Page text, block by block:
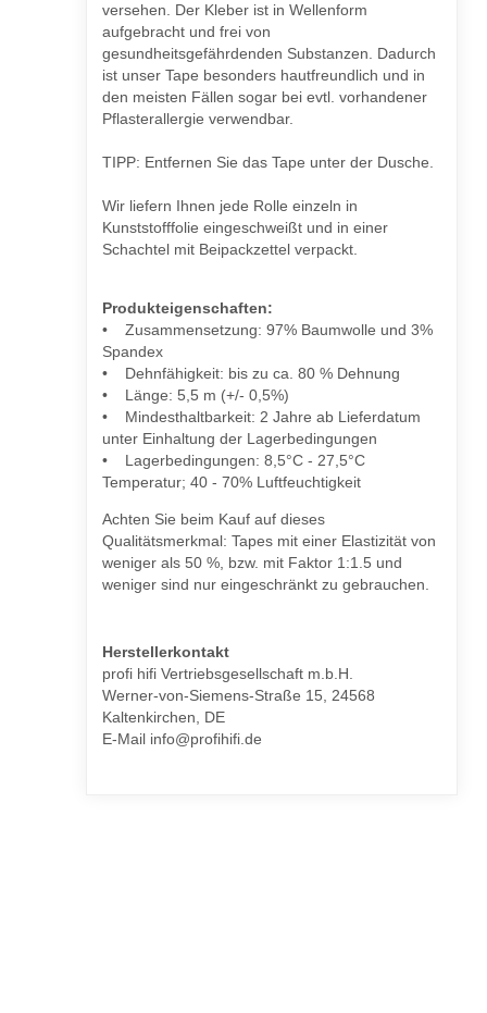
versehen. Der Kleber ist in Wellenform
aufgebracht und frei von
gesundheitsgefährdenden Substanzen. Dadurch
ist unser Tape besonders hautfreundlich und in
den meisten Fällen sogar bei evtl. vorhandener
Pflasterallergie verwendbar.
TIPP: Entfernen Sie das Tape unter der Dusche.
Wir liefern Ihnen jede Rolle einzeln in
Kunststofffolie eingeschweißt und in einer
Schachtel mit Beipackzettel verpackt.
Produkteigenschaften:
• Zusammensetzung: 97% Baumwolle und 3%
Spandex
• Dehnfähigkeit: bis zu ca. 80 % Dehnung
• Länge: 5,5 m (+/- 0,5%)
• Mindesthaltbarkeit: 2 Jahre ab Lieferdatum
unter Einhaltung der Lagerbedingungen
• Lagerbedingungen: 8,5°C - 27,5°C
Temperatur; 40 - 70% Luftfeuchtigkeit
Achten Sie beim Kauf auf dieses
Qualitätsmerkmal: Tapes mit einer Elastizität von
weniger als 50 %, bzw. mit Faktor 1:1.5 und
weniger sind nur eingeschränkt zu gebrauchen.
Herstellerkontakt
profi hifi Vertriebsgesellschaft m.b.H.
Werner-von-Siemens-Straße 15, 24568
Kaltenkirchen, DE
E-Mail info@profihifi.de